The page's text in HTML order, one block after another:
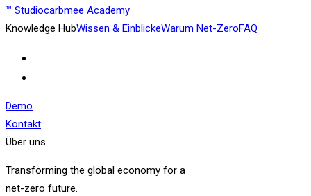
™ Studiocarbmee Academy
Knowledge HubWissen & EinblickeWarum Net-ZeroFAQ
Demo
Kontakt
Über uns
Transforming the global economy for a
net-zero future.